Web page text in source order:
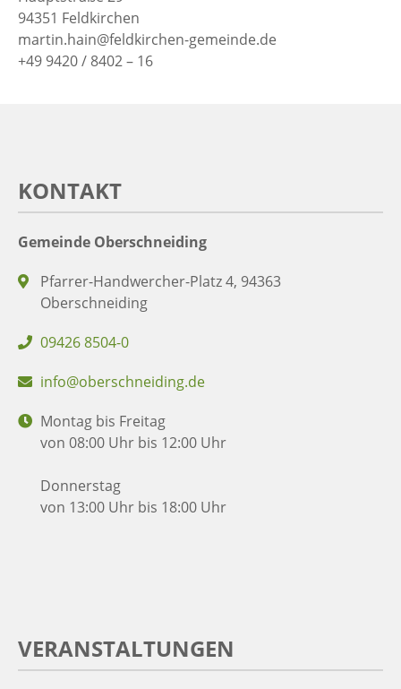
94351 Feldkirchen
martin.hain@feldkirchen-gemeinde.de
+49 9420 / 8402 – 16
KONTAKT
Gemeinde Oberschneiding
Pfarrer-Handwercher-Platz 4, 94363
Oberschneiding
09426 8504-0
info@oberschneiding.de
Montag bis Freitag
von 08:00 Uhr bis 12:00 Uhr
Donnerstag
von 13:00 Uhr bis 18:00 Uhr
VERANSTALTUNGEN